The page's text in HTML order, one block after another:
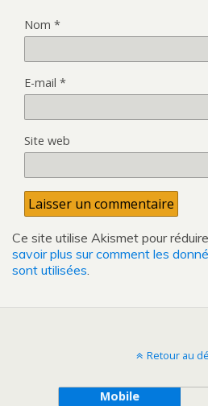
Nom *
E-mail *
Site web
Ce site utilise Akismet pour
savoir plus sur comment les
sont utilisées
Retour au
Mobile